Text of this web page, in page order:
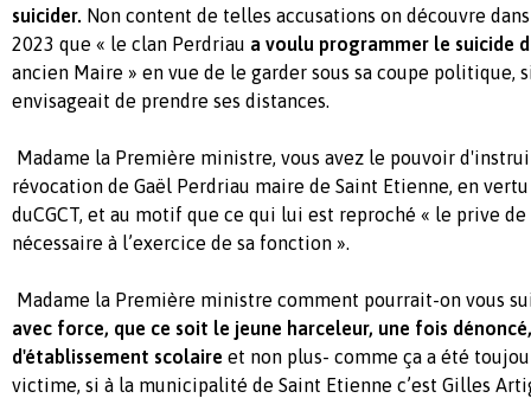
suicider. Non content de telles accusations on découvre
2023 que « le clan Perdriau a voulu programmer le suicide
ancien Maire » en vue de le garder sous sa coupe politique,
envisageait de prendre ses distances.
Madame la Première ministre, vous avez le pouvoir
révocation de Gaël Perdriau maire de Saint Etienne, en
duCGCT, et au motif que ce qui lui est reproché « le prive
nécessaire à l’exercice de sa fonction ».
Madame la Première ministre comment pourrait-on vous
avec force, que ce soit le jeune harceleur, une fois
d'établissement scolaire et non plus- comme ça a été
victime, si à la municipalité de Saint Etienne c’est Gilles